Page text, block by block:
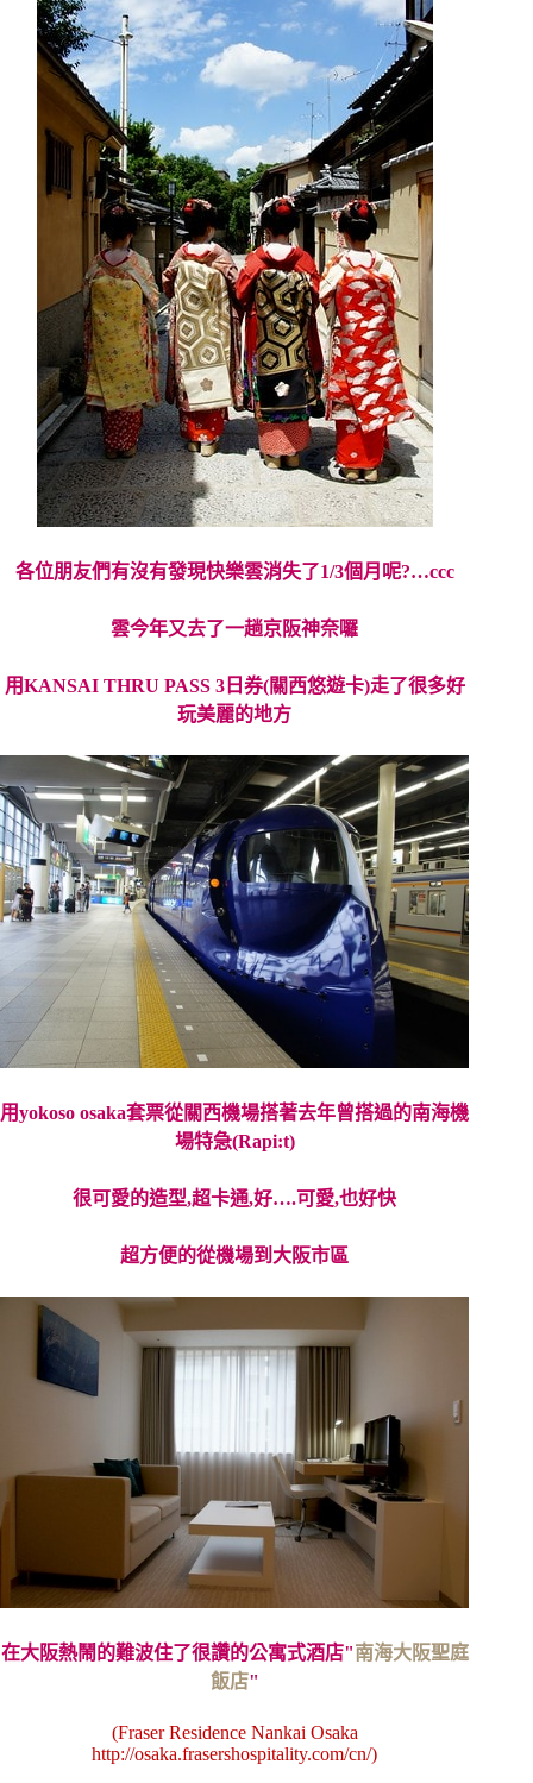
各位朋友們有沒有發現快樂雲消失了1/3個月呢?…ccc
雲今年又去了一趟京阪神奈囉
用KANSAI THRU PASS 3日券(關西悠遊卡)走了很多好
玩美麗的地方
用yokoso osaka套票從關西機場搭著去年曾搭過的南海機
場特急(Rapi:t)
很可愛的造型,超卡通,好….可愛,也好快
超方便的從機場到大阪市區
在大阪熱鬧的難波住了很讚的公寓式酒店"南海大阪聖庭
飯店"
(Fraser Residence Nankai Osaka
http://osaka.frasershospitality.com/cn/)